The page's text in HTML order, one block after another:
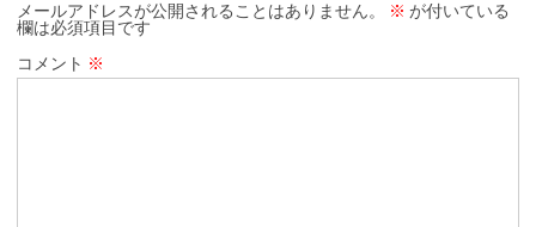
メールアドレスが公開されることはありません。 ※ が付いている
欄は必須項目です
コメント ※